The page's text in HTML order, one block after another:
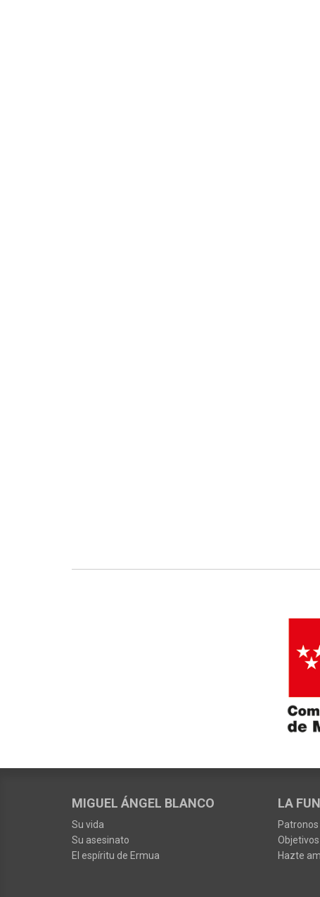
MIGUEL ÁNGEL BLANCO
Su vida
Su asesinato
El espíritu de Ermua
LA
Patronos
Objetivos
Hazte